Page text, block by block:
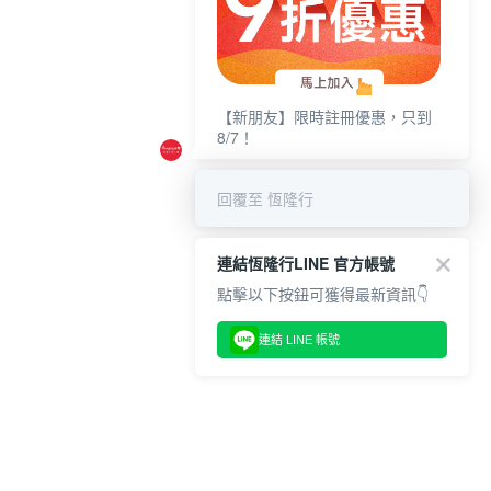
【新朋友】限時註冊優惠，只到
8/7！
回覆至 恆隆行
連結恆隆行LINE 官方帳號
點擊以下按鈕可獲得最新資訊👇
連結 LINE 帳號